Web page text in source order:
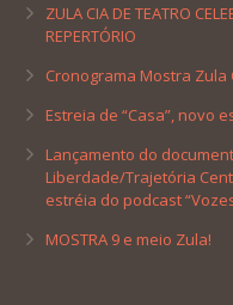
ZULA CIA DE TEATRO
REPERTÓRIO
Cronograma Mostra Zula
Estreia de “Casa”, novo
Lançamento do
Liberdade/Trajetória
estréia do podcast
MOSTRA 9 e meio Zula!